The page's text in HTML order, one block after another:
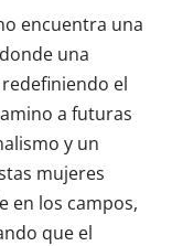
encuentra una
una
el
a futuras
y un
mujeres
en los campos,
que el